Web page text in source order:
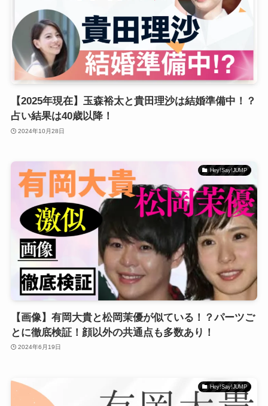
【2025年現在】玉森裕太と貴田理沙は結婚準備中！？
占い結果は40歳以降！
2024年10月28日
Hey!Say!JUMP
【画像】有岡大貴と松岡茉優が似ている！？パーツご
とに徹底検証！顔以外の共通点も多数あり！
2024年6月19日
Hey!Say!JUMP